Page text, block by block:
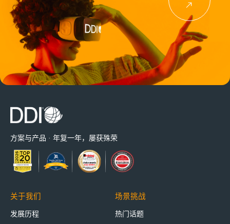
方案与产品 · 年复一年，屡获殊荣
关于我们
发展历程
场景挑战
热门话题